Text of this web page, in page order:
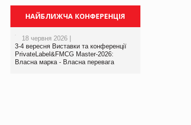
Брагина Людмила
Просування компанії на
www.trademaster.ua.
правила. Особливості.
НАЙБЛИЖЧА КОНФЕРЕНЦІЯ
18 червня 2026 |
3-4 вересня Виставки та конференції
PrivateLabel&FMCG Master-2026:
Власна марка - Власна перевага